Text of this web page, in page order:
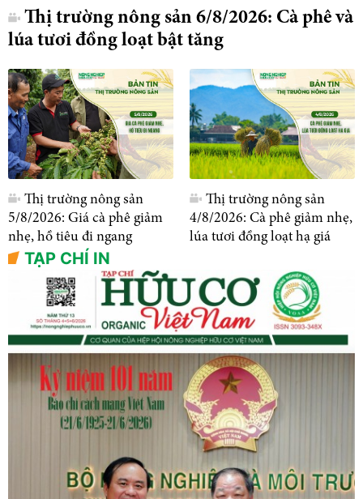
Thị trường nông sản 6/8/2026: Cà phê và
lúa tươi đồng loạt bật tăng
Thị trường nông sản
5/8/2026: Giá cà phê giảm
nhẹ, hồ tiêu đi ngang
Thị trường nông sản
4/8/2026: Cà phê giảm nhẹ,
lúa tươi đồng loạt hạ giá
TẠP CHÍ IN